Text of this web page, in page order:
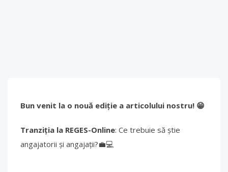
Bun venit la o nouă ediție a articolului nostru! 😁
Tranziția la REGES-Online: Ce trebuie să știe
angajatorii și angajații?💼💻